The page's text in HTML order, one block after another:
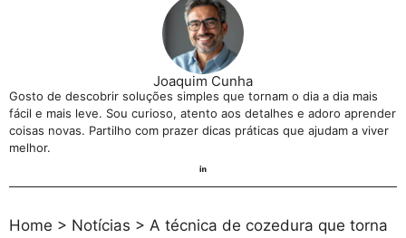
Joaquim Cunha
Gosto de descobrir soluções simples que tornam o dia a dia mais
fácil e mais leve. Sou curioso, atento aos detalhes e adoro aprender
coisas novas. Partilho com prazer dicas práticas que ajudam a viver
melhor.
Home > Notícias > A técnica de cozedura que torna